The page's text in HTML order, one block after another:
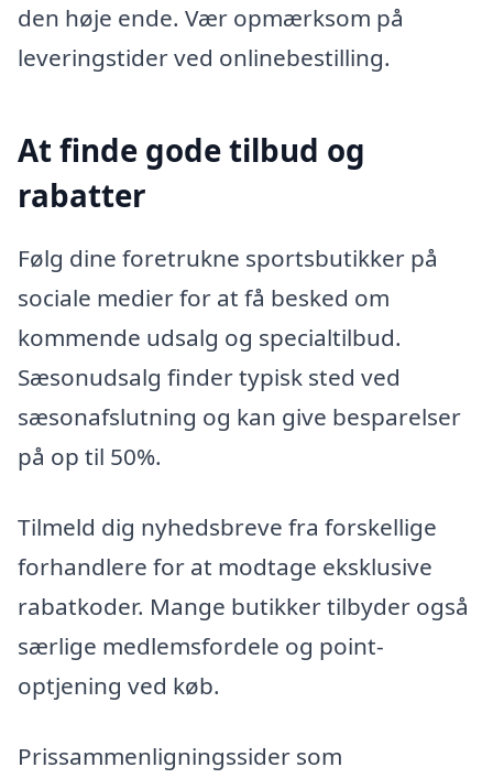
den høje ende. Vær opmærksom på
leveringstider ved onlinebestilling.
At finde gode tilbud og
rabatter
Følg dine foretrukne sportsbutikker på
sociale medier for at få besked om
kommende udsalg og specialtilbud.
Sæsonudsalg finder typisk sted ved
sæsonafslutning og kan give besparelser
på op til 50%.
Tilmeld dig nyhedsbreve fra forskellige
forhandlere for at modtage eksklusive
rabatkoder. Mange butikker tilbyder også
særlige medlemsfordele og point-
optjening ved køb.
Prissammenligningssider som